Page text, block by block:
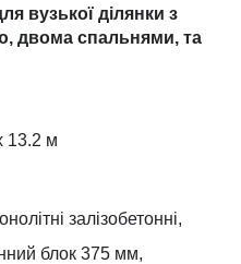
вузької ділянки з
двома спальнями, та
13.2 м
залізобетонні,
блок 375 мм,